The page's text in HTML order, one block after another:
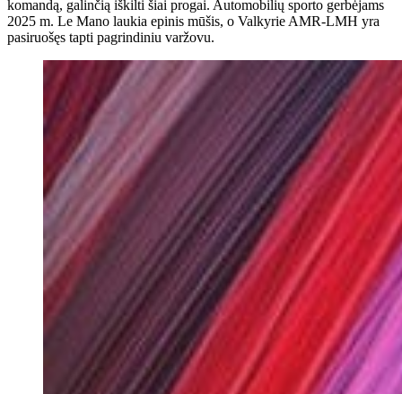
komandą, galinčią iškilti šiai progai. Automobilių sporto gerbėjams
2025 m. Le Mano laukia epinis mūšis, o Valkyrie AMR-LMH yra
pasiruošęs tapti pagrindiniu varžovu.